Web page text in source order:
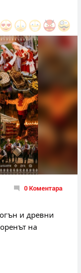
0 Коментара
и древни
на